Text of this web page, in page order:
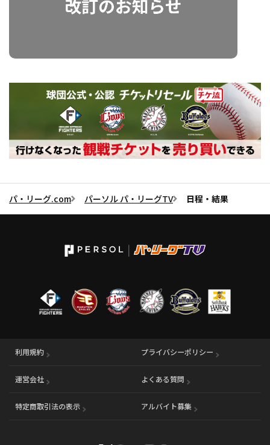
パ・リーグ.com パーソル パ・リーグTV 日程・結果
利用規約 プライバシーポリシー
運営会社 （別ウィンドウで開く） よくある質問
特定商取引法の表示 アルバイト募集 （別ウィンドウで開く